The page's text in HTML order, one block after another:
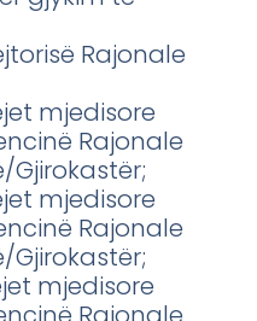
Rajonale
mjedisore
Rajonale
Gjirokastër;
mjedisore
Rajonale
Gjirokastër;
mjedisore